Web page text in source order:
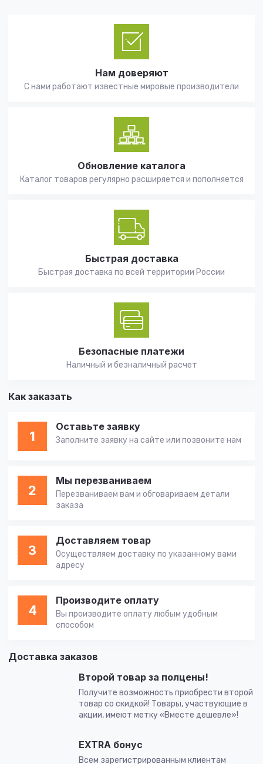
Нам доверяют
С нами работают известные мировые производители
Обновление каталога
Каталог товаров регулярно расширяется и пополняется
Быстрая доставка
Быстрая доставка по всей территории России
Безопасные платежи
Наличный и безналичный расчет
Как заказать
1
Оставьте заявку
Заполните заявку на сайте или позвоните нам
2
Мы перезваниваем
Перезваниваем вам и обговариваем детали
заказа
3
Доставляем товар
Осуществляем доставку по указанному вами
адресу
4
Производите оплату
Вы производите оплату любым удобным
способом
Доставка заказов
Второй товар за полцены!
Получите возможность приобрести второй
товар со скидкой! Товары, участвующие в
акции, имеют метку «Вместе дешевле»!
EXTRA бонус
Всем зарегистрированным клиентам